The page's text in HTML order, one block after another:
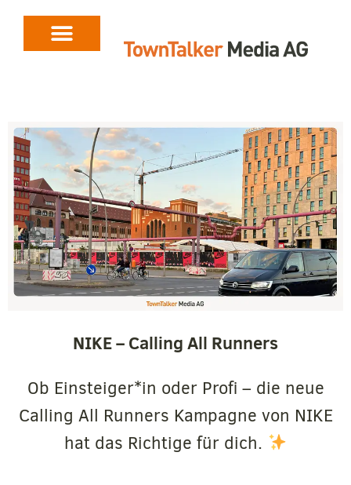
NIKE – Calling All Runners
Ob Einsteiger*in oder Profi – die neue
Calling All Runners Kampagne von NIKE
hat das Richtige für dich.